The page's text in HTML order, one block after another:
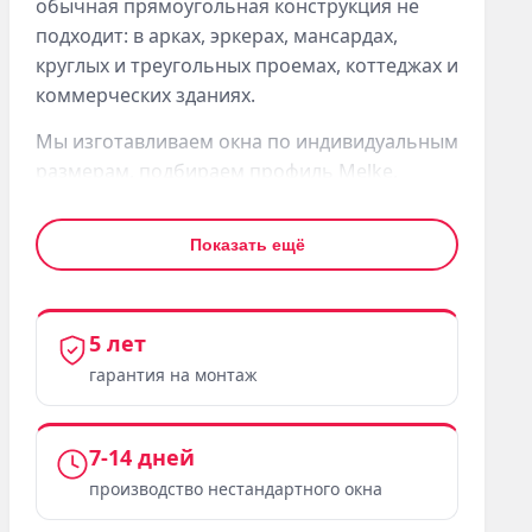
обычная прямоугольная конструкция не
подходит: в арках, эркерах, мансардах,
круглых и треугольных проемах, коттеджах и
коммерческих зданиях.
Мы изготавливаем окна по индивидуальным
размерам, подбираем профиль Melke,
На замере фиксируем геометрию проема,
углы, радиусы и особенности монтажа.
Для сложных форм особенно важна
точность производства и правильная
установка. После расчета согласуем
конструкцию, сроки и стоимость работ.
Что важно в нестандартной форме
Нестандартные окна по размерам для
Показать ещё
5 лет
гарантия на монтаж
7-14 дней
производство нестандартного окна